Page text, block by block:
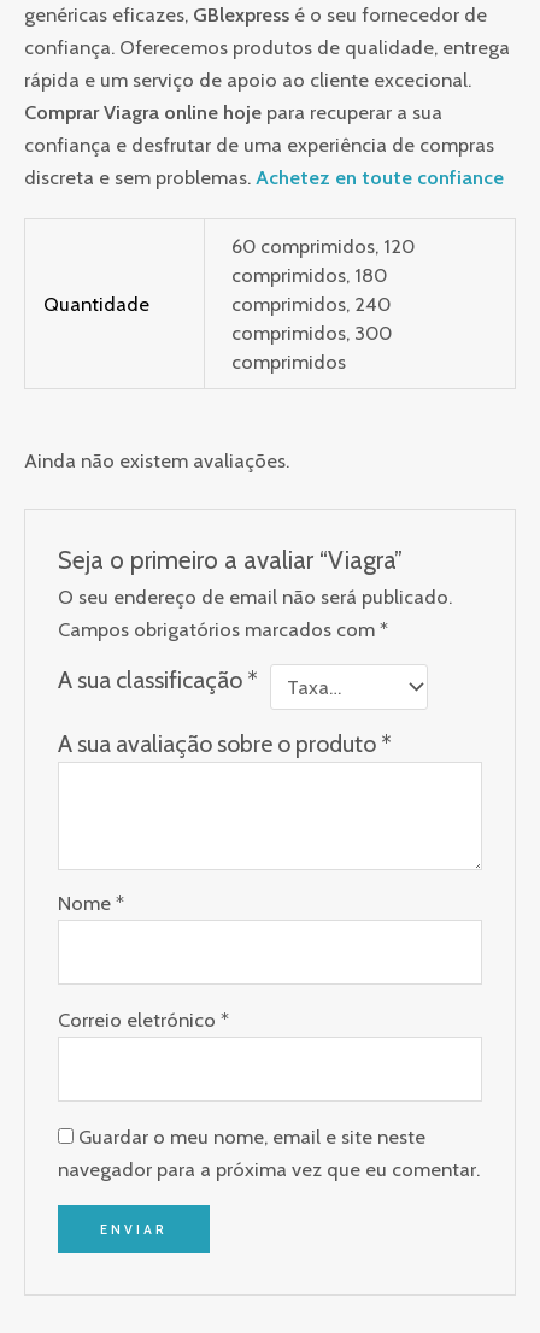
genéricas eficazes, GBlexpress é o seu fornecedor de
confiança. Oferecemos produtos de qualidade, entrega
rápida e um serviço de apoio ao cliente excecional.
Comprar Viagra online hoje para recuperar a sua
confiança e desfrutar de uma experiência de compras
discreta e sem problemas. Achetez en toute confiance
Quantidade
60 comprimidos, 120
comprimidos, 180
comprimidos, 240
comprimidos, 300
comprimidos
Ainda não existem avaliações.
Seja o primeiro a avaliar “Viagra”
O seu endereço de email não será publicado.
Campos obrigatórios marcados com*
A sua classificação *
A sua avaliação sobre o produto *
Nome*
Correio eletrónico*
Guardar o meu nome, email e site neste
navegador para a próxima vez que eu comentar.